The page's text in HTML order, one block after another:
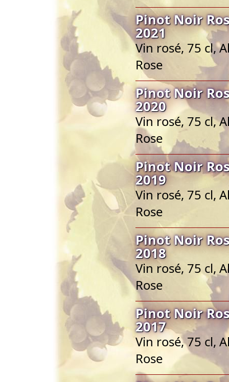
Pinot Noir
2021
Vin rosé, 75 cl,
Rose
Pinot Noir
2020
Vin rosé, 75 cl,
Rose
Pinot Noir
2019
Vin rosé, 75 cl,
Rose
Pinot Noir
2018
Vin rosé, 75 cl,
Rose
Pinot Noir
2017
Vin rosé, 75 cl,
Rose